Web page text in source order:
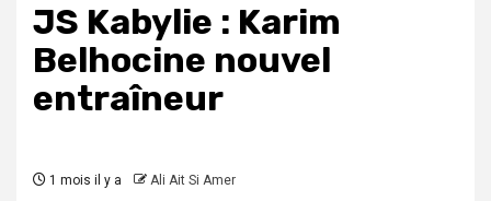
JS Kabylie : Karim
Belhocine nouvel
entraîneur
1 mois il y a Ali Ait Si Amer